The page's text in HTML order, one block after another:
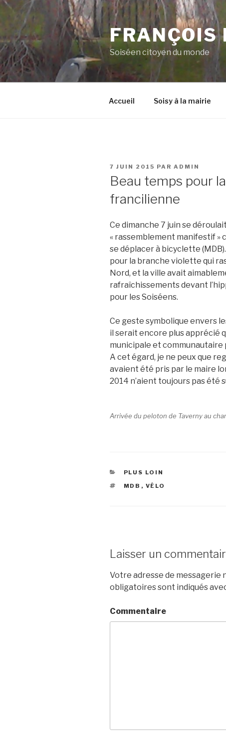
Aller
contenu
principal
FRANÇOIS
Soiséen citoyen du monde
Accueil Soisy à la mairie
PUBLIÉ
LE
7 JUIN 2015 PAR ADMIN
Beau temps pour
francilienne
Ce dimanche 7 juin se
« rassemblement manifestif »
se déplacer à bicyclette
pour la branche violette qui
Nord, et la ville avait
rafraîchissements devant
pour les Soiséens.
Ce geste symbolique envers
il serait encore plus apprécié
municipale et
A cet égard, je ne peux que
avaient été pris par le maire
2014 n’aient toujours pas été
Arrivée du peloton de Taverny au
CATÉGORIES
PLUS LOIN
ÉTIQUETTES
MDB , VÉLO
Laisser un
Votre adresse de messagerie
obligatoires sont indiqués
Commentaire